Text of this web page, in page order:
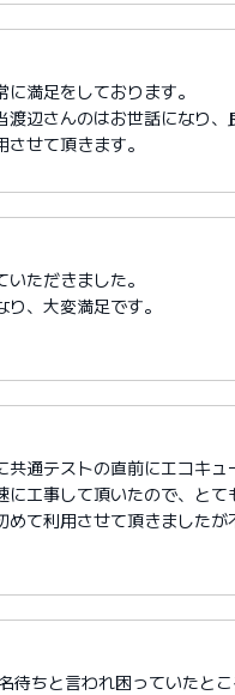
満足をしております。
辺さんのはお世話になり、
せて頂きます。
ただきました。
、大変満足です。
通テストの直前にエコキ
工事して頂いたので、とて
て利用させて頂きました
待ちと言われ困っていたと